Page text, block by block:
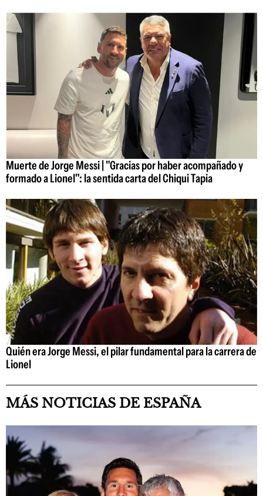
Muerte de Jorge Messi | "Gracias por haber acompañado y
formado a Lionel": la sentida carta del Chiqui Tapia
Quién era Jorge Messi, el pilar fundamental para la carrera de
Lionel
MÁS NOTICIAS DE ESPAÑA